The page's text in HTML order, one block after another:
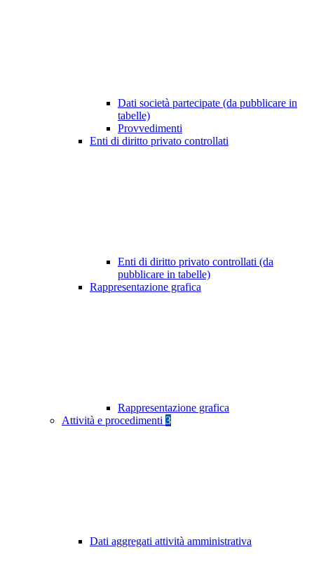
Dati società partecipate (da pubblicare in
tabelle)
Provvedimenti
Enti di diritto privato controllati
Enti di diritto privato controllati (da
pubblicare in tabelle)
Rappresentazione grafica
Rappresentazione grafica
Attività e procedimenti 3
Dati aggregati attività amministrativa